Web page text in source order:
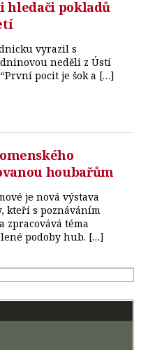
hledači pokladů
vyrazil s
neděli z Ústí
pocit je šok a […]
houbařům
je nová výstava
kteří s poznáváním
zpracovává téma
podoby hub. […]